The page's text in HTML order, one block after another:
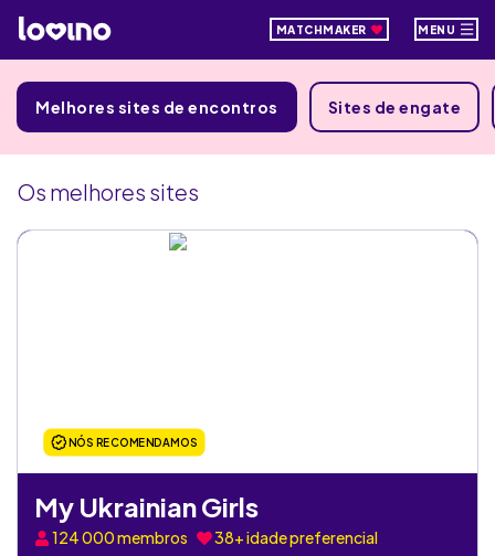
MATCHMAKER MENU
Melhores sites de encontros Sites de engate
Os melhores sites
NÓS RECOMENDAMOS
My Ukrainian Girls
124 000membros 38+ idade preferencial